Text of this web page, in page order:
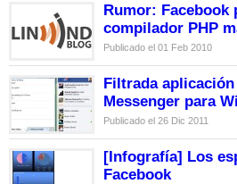
Rumor: Facebook
compilador PHP
Publicado el 01 Feb 2010
Filtrada
Messenger para
Publicado el 26 Dic 2011
[Infografía] Los
Facebook